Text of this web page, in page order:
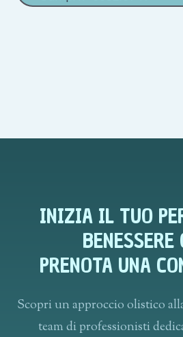
INIZIA IL TUO
BENESSERE
PRENOTA UNA
Scopri un approccio olistico
team di professionisti